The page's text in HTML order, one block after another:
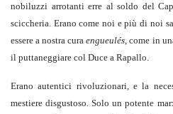
nobiluzzi arrotanti erre al soldo del
sciccheria. Erano come noi e più di noi
essere a nostra curaengueulés, come in
il puttaneggiare col Duce a Rapallo.
Erano autentici rivoluzionari, e la
mestiere disgustoso. Solo un potente